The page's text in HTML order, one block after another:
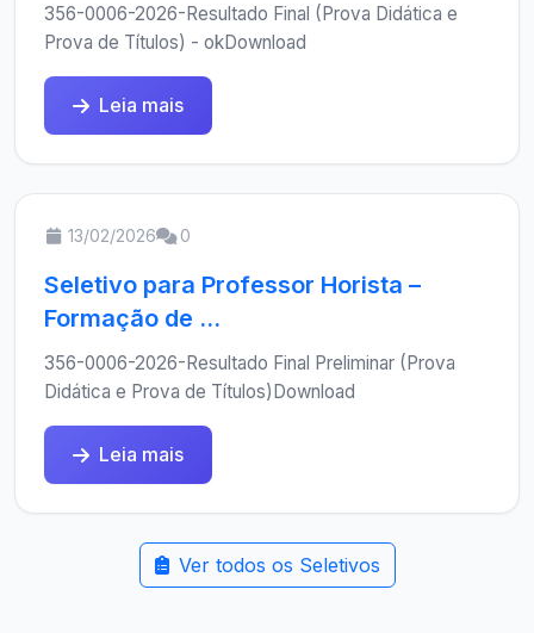
356-0006-2026-Resultado Final (Prova Didática e
Prova de Títulos) - okDownload
Leia mais
13/02/2026 0
Seletivo para Professor Horista –
Formação de ...
356-0006-2026-Resultado Final Preliminar (Prova
Didática e Prova de Títulos)Download
Leia mais
Ver todos os Seletivos